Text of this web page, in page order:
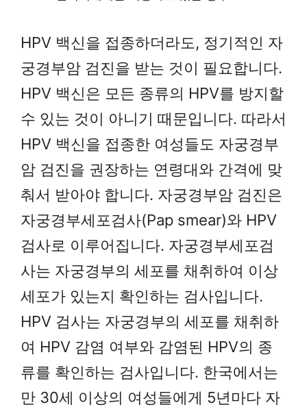
HPV 백신을 접종하더라도, 정기적인 자
궁경부암 검진을 받는 것이 필요합니다.
HPV 백신은 모든 종류의 HPV를 방지할
수 있는 것이 아니기 때문입니다. 따라서
HPV 백신을 접종한 여성들도 자궁경부
암 검진을 권장하는 연령대와 간격에 맞
춰서 받아야 합니다. 자궁경부암 검진은
자궁경부세포검사(Pap smear)와 HPV
검사로 이루어집니다. 자궁경부세포검
사는 자궁경부의 세포를 채취하여 이상
세포가 있는지 확인하는 검사입니다.
HPV 검사는 자궁경부의 세포를 채취하
여 HPV 감염 여부와 감염된 HPV의 종
류를 확인하는 검사입니다. 한국에서는
만 30세 이상의 여성들에게 5년마다 자